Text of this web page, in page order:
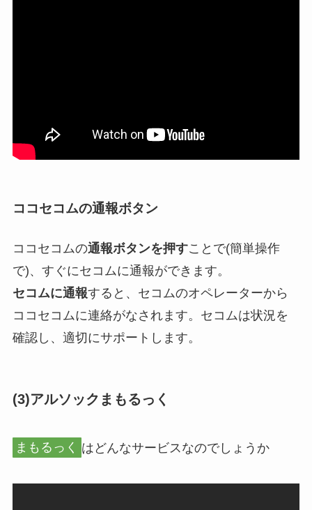
ココセコムの通報ボタン
ココセコムの通報ボタンを押すことで(簡単操作
で)、すぐにセコムに通報ができます。
セコムに通報すると、セコムのオペレーターから
ココセコムに連絡がなされます。セコムは状況を
確認し、適切にサポートします。
(3)アルソックまもるっく
まもるっく はどんなサービスなのでしょうか